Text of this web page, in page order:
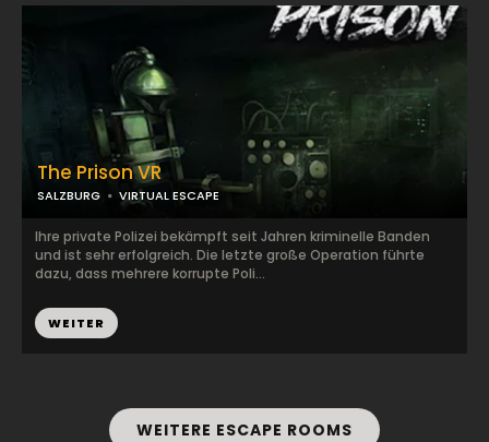
The Prison VR
SALZBURG VIRTUAL ESCAPE
Ihre private Polizei bekämpft seit Jahren kriminelle Banden
und ist sehr erfolgreich. Die letzte große Operation führte
dazu, dass mehrere korrupte Poli...
WEITER
WEITERE ESCAPE ROOMS